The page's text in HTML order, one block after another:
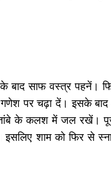
बाद साफ वस्त्र पहनें।
पर चढ़ा दें। इसके
कलश में जल रखें। पूजा
शाम को फिर से